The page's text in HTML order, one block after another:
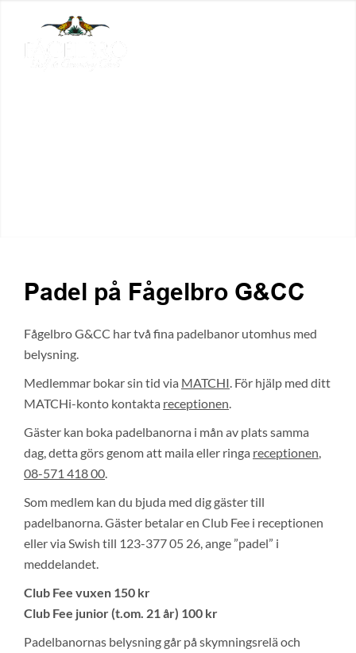
Padel på Fågelbro G&CC
Fågelbro G&CC har två fina padelbanor utomhus med
belysning.
Medlemmar bokar sin tid via MATCHI . För hjälp med ditt
MATCHi-konto kontakta receptionen
Gäster kan boka padelbanorna i mån av plats samma
dag, detta görs genom att maila eller ringa receptionen
08-571 418 00
Som medlem kan du bjuda med dig gäster till
padelbanorna. Gäster betalar en Club Fee i receptionen
eller via Swish till 123-377 05 26, ange ”padel” i
meddelandet.
Club Fee vuxen 150 kr
Club Fee junior (t.om. 21 år) 100 kr
Padelbanornas belysning går på skymningsrelä och